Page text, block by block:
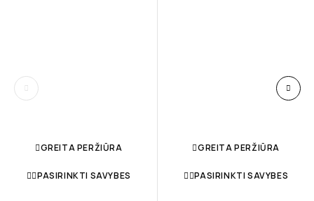
GREITA PERŽIŪRA
PASIRINKTI SAVYBES
GREITA PERŽIŪRA
PASIRINKTI SAVYBES